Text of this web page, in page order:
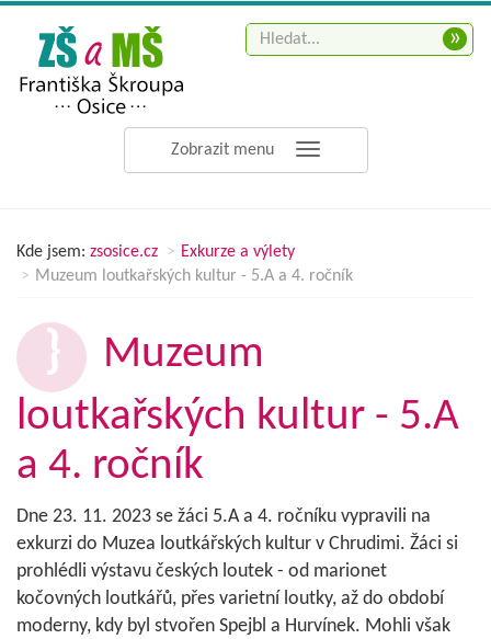
Zobrazit menu
»
Kde jsem: zsosice.cz
Exkurze a výlety
Muzeum loutkařských kultur - 5.A a 4. ročník
Muzeum
loutkařských kultur - 5.A
a 4. ročník
Dne 23. 11. 2023 se žáci 5.A a 4. ročníku vypravili na
exkurzi do Muzea loutkářských kultur v Chrudimi. Žáci si
prohlédli výstavu českých loutek - od marionet
kočovných loutkářů, přes varietní loutky, až do období
moderny, kdy byl stvořen Spejbl a Hurvínek. Mohli však